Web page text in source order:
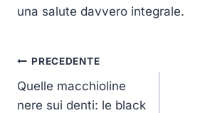
una salute davvero integrale.
Navigazione
articoli
PRECEDENTE
Quelle macchioline
nere sui denti: le black